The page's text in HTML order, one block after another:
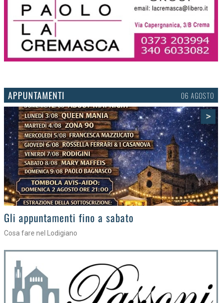
APPUNTAMENTI 03 AGOSTO
>
Gli eventi della settimana
Tra torte, cinema e musica live